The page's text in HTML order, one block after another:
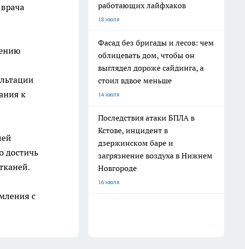
к
достичь
с
работающих лайфхаков
18 июля
Фасад без бригады и лесов: чем
облицевать дом, чтобы он
выглядел дороже сайдинга, а
стоил вдвое меньше
14 июля
Последствия атаки БПЛА в
Кстове, инцидент в
дзержинском баре и
загрязнение воздуха в Нижнем
Новгороде
16 июля